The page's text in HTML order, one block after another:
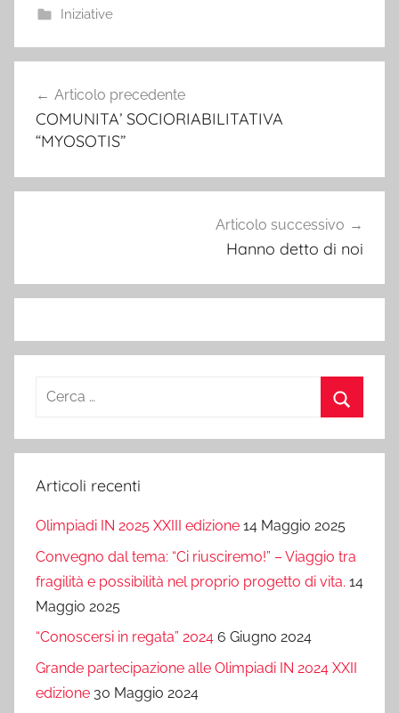
e
b
o
k
l
n
er
vi
Iniziative
articoli
Articolo precedente
COMUNITA’ SOCIORIABILITATIVA
“MYOSOTIS”
Articolo successivo
Hanno detto di noi
Ricerca
Articoli recenti
Olimpiadi IN 2025 XXIII edizione 14 Maggio 2025
Convegno dal tema: “Ci riusciremo!” – Viaggio tra
fragilità e possibilità nel proprio progetto di vita. 14
Maggio 2025
“Conoscersi in regata” 2024 6 Giugno 2024
Grande partecipazione alle Olimpiadi IN 2024 XXII
edizione 30 Maggio 2024